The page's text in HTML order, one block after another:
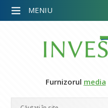
Furnizorul media
MENIU